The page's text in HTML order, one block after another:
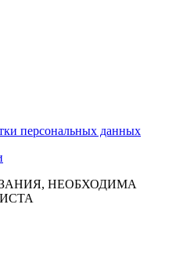
персональных данных
НЕОБХОДИМА